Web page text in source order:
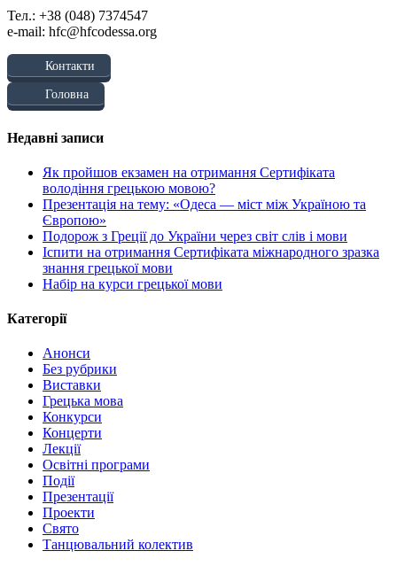
Тел.: +38 (048) 7374547
e-mail: hfc@hfcodessa.org
Контакти
Головна
Недавні записи
Як пройшов екзамен на отримання Сертифіката
володіння грецькою мовою?
Презентація на тему: «Одеса — міст між Україною та
Європою»
Подорож з Греції до України через світ слів і мови
Іспити на отримання Сертифіката міжнародного зразка
знання грецької мови
Набір на курси грецької мови
Категорії
Анонси
Без рубрики
Виставки
Грецька мова
Конкурси
Концерти
Лекції
Освітні програми
Події
Презентації
Проекти
Свято
Танцювальний колектив